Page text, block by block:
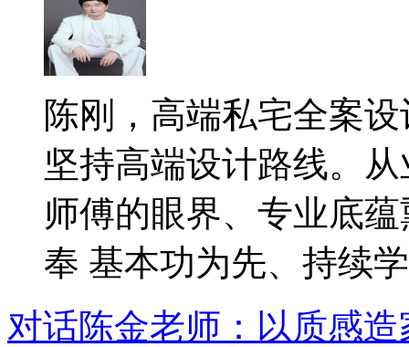
陈刚，高端私宅全案
坚持高端设计路线。
师傅的眼界、专业底
奉 基本功为先、持续
对话陈金老师：以质感